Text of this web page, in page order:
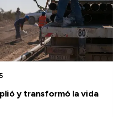
y transformó la vida